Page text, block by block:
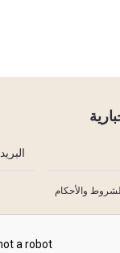
والأحكام